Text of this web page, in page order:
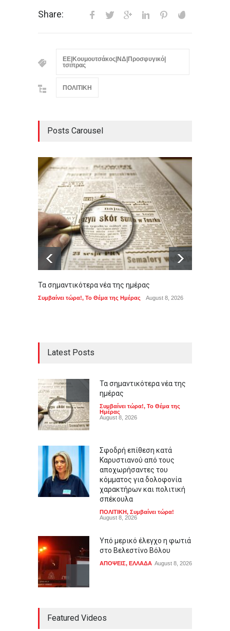
Share:
ΕΕ|Κουμουτσάκος|ΝΔ|Προσφυγικό|
τσιπρας
ΠΟΛΙΤΙΚΗ
Posts Carousel
Τα σημαντικότερα νέα της ημέρας
Συμβαίνει τώρα!, Το Θέμα της Ημέρας August 8, 2026
Latest Posts
Τα σημαντικότερα νέα της
ημέρας
Συμβαίνει τώρα!, Το Θέμα της
Ημέρας
August 8, 2026
Σφοδρή επίθεση κατά
Καρυστιανού από τους
αποχωρήσαντες του
κόμματος για δολοφονία
χαρακτήρων και πολιτική
σπέκουλα
ΠΟΛΙΤΙΚΗ, Συμβαίνει τώρα!
August 8, 2026
Υπό μερικό έλεγχο η φωτιά
στο Βελεστίνο Βόλου
ΑΠΟΨΕΙΣ, ΕΛΛΑΔΑ August 8, 2026
Κάμερον μετά τις ταινίες
Featured Videos